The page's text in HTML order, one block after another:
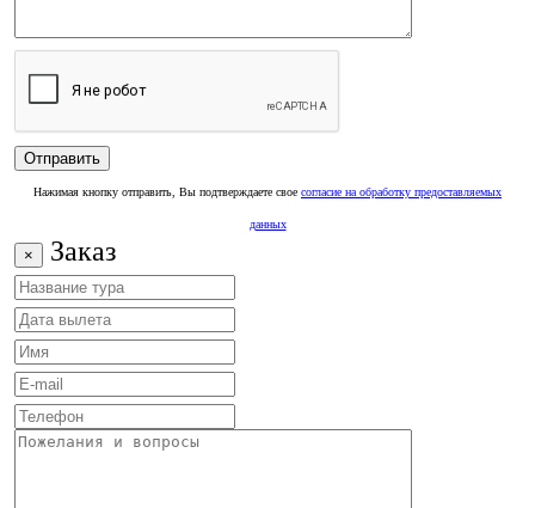
Нажимая кнопку отправить, Вы подтверждаете свое согласие на обработку предоставляемых
данных
× Заказ